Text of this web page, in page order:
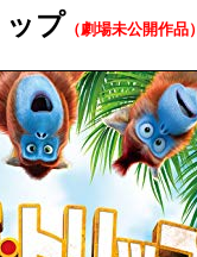
ップ （劇場未公開作品）